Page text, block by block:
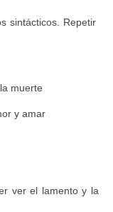
sintácticos. Repetir
muerte
y amar
ver el lamento y la